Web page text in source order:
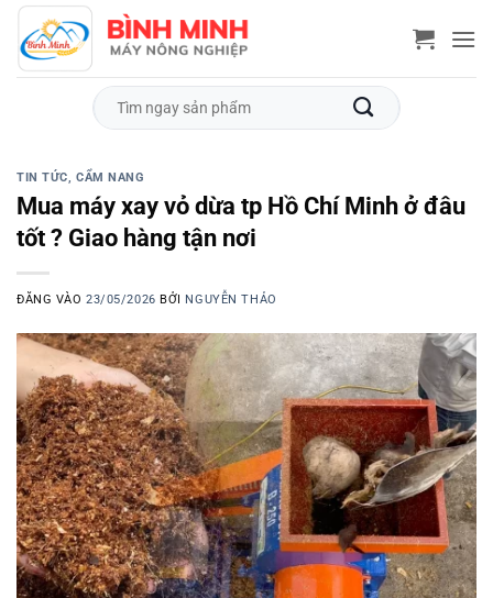
qua
nội
Tìm
TIN TỨC, CẨM NANG
Mua máy xay vỏ dừa tp Hồ Chí Minh ở đâu
tốt ? Giao hàng tận nơi
ĐĂNG VÀO23/05/2026 BỞI NGUYỄN THẢO